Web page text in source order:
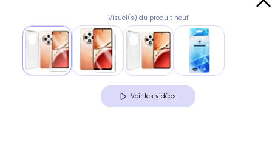
Visuel(s) du produit neuf
Voir les vidéos